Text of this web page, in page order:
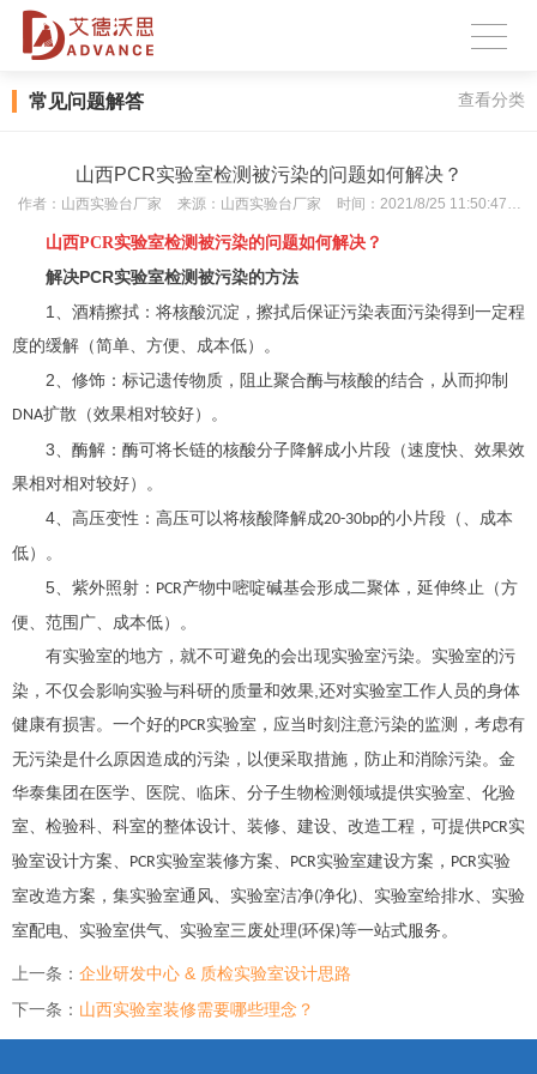
常见问题解答 查看分类
山西PCR实验室检测被污染的问题如何解决？
作者： 山西实验台厂家 来源： 山西实验台厂家 时间： 2021/8/25 11:50:47
山西PCR实验室检测被污染的问题如何解决？
解决PCR实验室检测被污染的方法
1 、酒精擦拭：将核酸沉淀，擦拭后保证污染表面污染得到一定程
度的缓解（简单、方便、成本低）。
2、修饰：标记遗传物质，阻止聚合酶与核酸的结合，从而抑制
DNA扩散（效果相对较好）。
3、酶解：酶可将长链的核酸分子降解成小片段（速度快、效果效
果相对相对较好）。
4、高压变性：高压可以将核酸降解成20-30bp的小片段（、成本
低）。
5、紫外照射： PCR产物中嘧啶碱基会形成二聚体，延伸终止（方
便、范围广、成本低）。
有实验室的地方，就不可避免的会出现实验室污染。实验室的污
染，不仅会影响实验与科研的质量和效果 还对实验室工作人员的身体
健康有损害。一个好的PCR实验室，应当时刻注意污染的监测，考虑有
无污染是什么原因造成的污染，以便采取措施，防止和消除污染。金
华泰集团在医学、医院、临床、分子生物检测领域提供实验室、化验
室、检验科、科室的整体设计、装修、建设、改造工程，可提供PCR实
验室设计方案、 PCR实验室装修方案、 PCR实验室建设方案， PCR实验
室改造方案，集实验室通风、实验室洁净(净化)、实验室给排水、实验
室配电、实验室供气、实验室三废处理(环保)等一站式服务。
上一条： 企业研发中心 & 质检实验室设计思路
下一条： 山西实验室装修需要哪些理念？